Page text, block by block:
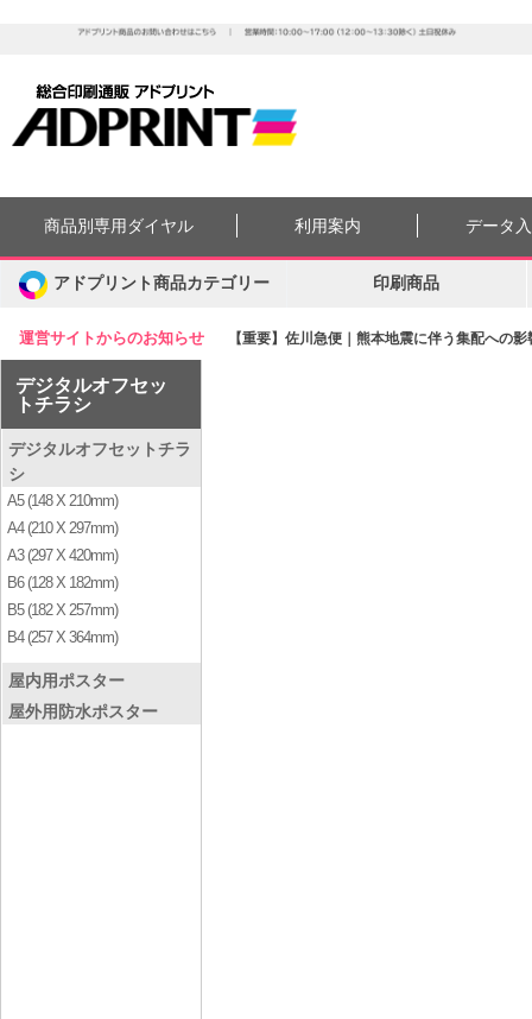
運営サイトからのお知らせ 【重要】佐川急便｜熊本地震に伴う集配への
商品別専用ダイヤル 利用案内 データ
アドプリント商品カテゴリー 印刷商品
デジタルオフセッ
トチラシ
デジタルオフセットチラ
シ
A5 (148 X 210mm)
A4 (210 X 297mm)
A3 (297 X 420mm)
B6 (128 X 182mm)
B5 (182 X 257mm)
B4 (257 X 364mm)
屋内用ポスター
屋外用防水ポスター